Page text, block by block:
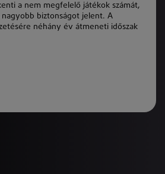
a nem megfelelő játékok számát,
nagyobb biztonságot jelent. A
néhány év átmeneti időszak